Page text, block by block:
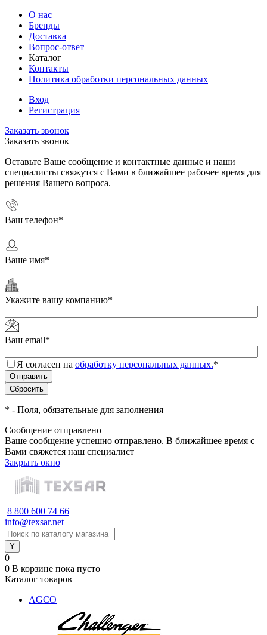
О нас
Бренды
Доставка
Вопрос-ответ
Каталог
Контакты
Политика обработки персональных данных
Вход
Регистрация
Заказать звонок
Заказать звонок
Оставьте Ваше сообщение и контактные данные и наши
специалисты свяжутся с Вами в ближайшее рабочее время для
решения Вашего вопроса.
Ваш телефон*
Ваше имя*
Укажите вашу компанию*
Ваш email*
Я согласен на обработку персональных данных.*
* - Поля, обязательные для заполнения
Сообщение отправлено
Ваше сообщение успешно отправлено. В ближайшее время с
Вами свяжется наш специалист
Закрыть окно
8 800 600 74 66
info@texsar.net
0
0 В корзине пока пусто
Каталог товаров
AGCO